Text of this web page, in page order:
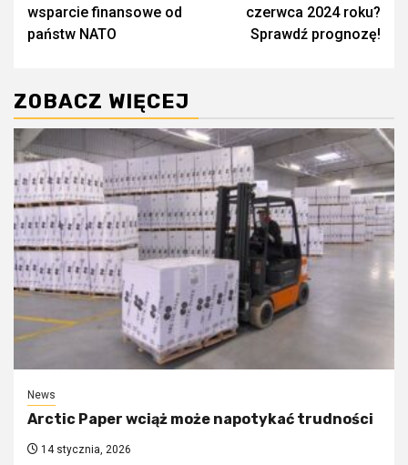
wsparcie finansowe od
państw NATO
czerwca 2024 roku?
Sprawdź prognozę!
ZOBACZ WIĘCEJ
News
Arctic Paper wciąż może napotykać trudności
14 stycznia, 2026